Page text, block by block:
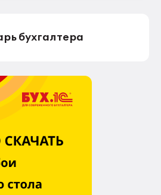
бухгалтера